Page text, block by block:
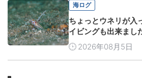
海ログ
ちょっとウネリが入
イビングも出来まし
2026年08月5日